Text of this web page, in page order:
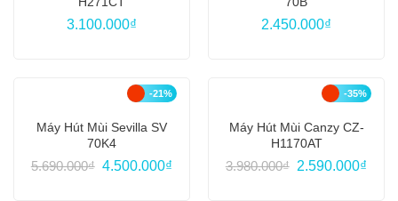
3.100.000₫ 2.450.000₫
-21%
Máy Hút Mùi Sevilla SV
70K4
5.690.000₫ Giá
4.500.000₫
-35%
Máy Hút Mùi Canzy CZ-
H1170AT
3.980.000₫ Giá
2.590.000₫